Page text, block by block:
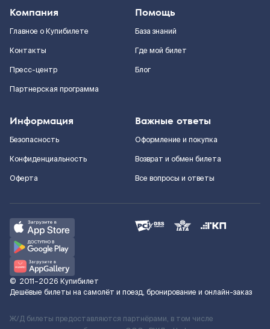
Компания
Главное о Купибилете
Контакты
Пресс-центр
Партнерская программа
Помощь
База знаний
Где мой билет
Блог
Информация
Безопасность
Конфиденциальность
Оферта
Важные ответы
Оформление и покупка
Возврат и обмен билета
Все вопросы и ответы
© 2011–2026 Купибилет
Дешёвые билеты на самолёт и поезд, бронирование и онлайн-заказ
Ж/Д билеты предоставляются партнёрами, в том числе